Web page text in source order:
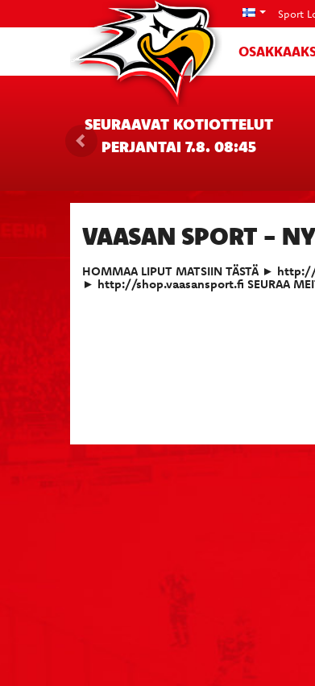
Sport
SEURAAVAT KOTIOTTELUT
PERJANTAI 7.8. 08:45
VAASAN SPORT -
HOMMAA LIPUT MATSIIN TÄSTÄ ►
► http://shop.vaasansport.fi SEURAA